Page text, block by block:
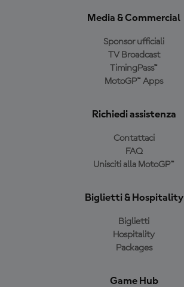
Media & Commercial
Sponsor ufficiali
TV Broadcast
TimingPass™
MotoGP™ Apps
Richiedi assistenza
Contattaci
FAQ
Unisciti alla MotoGP™
Biglietti & Hospitality
Biglietti
Hospitality
Packages
Game Hub